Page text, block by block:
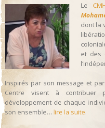
Le
dont la
et des
Inspirés par son message et
Centre visent à contribuer
développement de chaque
son ensemble… lire la suite.